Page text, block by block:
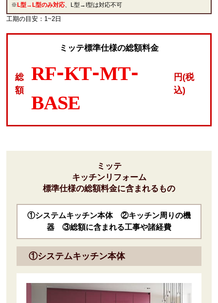
※L型→L型のみ対応 、L型→I型は対応不可
工期の目安：1~2日
ミッテ標準仕様の総額料金
総
額
RF-KT-MT-
BASE
円(税
込)
ミッテ
キッチンリフォーム
標準仕様の総額料金に含まれるもの
①システムキッチン本体 ②キッチン周りの機
器 ③総額に含まれる工事や諸経費
①システムキッチン本体